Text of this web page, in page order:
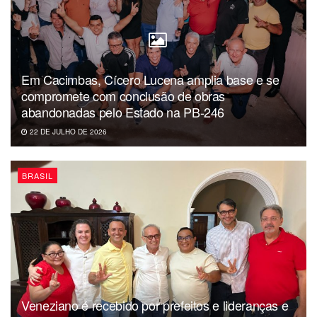
Em Cacimbas, Cícero Lucena amplia base e se
compromete com conclusão de obras
abandonadas pelo Estado na PB-246
22 DE JULHO DE 2026
BRASIL
Veneziano é recebido por prefeitos e lideranças e